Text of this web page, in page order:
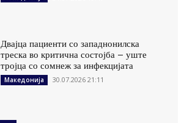
Двајца пациенти со западнонилска
треска во критична состојба – уште
тројца со сомнеж за инфекцијата
Македонија 30.07.2026 21:11